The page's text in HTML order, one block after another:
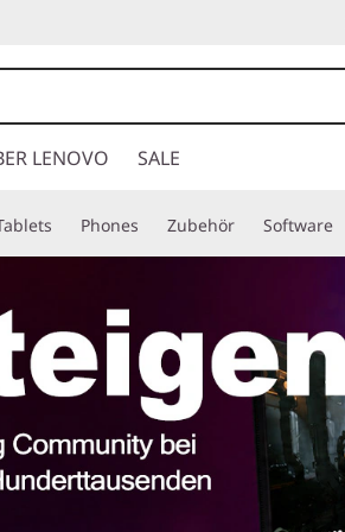
LENOVO SALE
Phones Zubehör Software